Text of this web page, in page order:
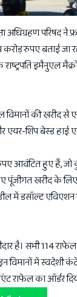
परिषद ने
रुपए बताई जा
इमैनुएल
की खरीद से
शिप बेस्ड हाई
रुपए आवंटित हुए
पूंजीगत खरीद के
में डसॉल्ट
है। सभी 114
विमानों में
राफेल का ऑर्डर